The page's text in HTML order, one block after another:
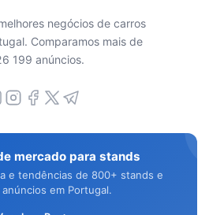
negócios de carros
Comparamos mais de
199 anúncios.
mercado para stands
e tendências de 800+ stands e
em Portugal.